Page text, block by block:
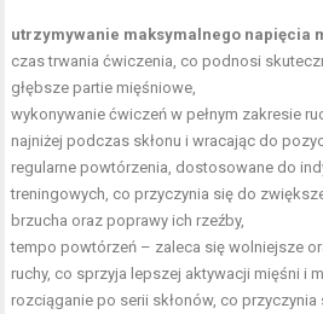
utrzymywanie maksymalnego napięcia
czas trwania ćwiczenia, co podnosi
głębsze partie mięśniowe,
wykonywanie ćwiczeń w pełnym zakresie
najniżej podczas skłonu i wracając do
regularne powtórzenia, dostosowane do
treningowych, co przyczynia się do
brzucha oraz poprawy ich rzeźby,
tempo powtórzeń – zaleca się wolniejsze
ruchy, co sprzyja lepszej aktywacji mięśni i
rozciąganie po serii skłonów, co